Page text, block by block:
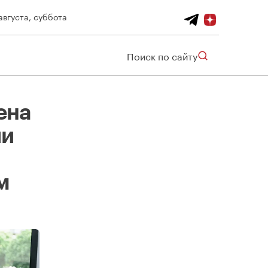
суббота
Поиск по сайту